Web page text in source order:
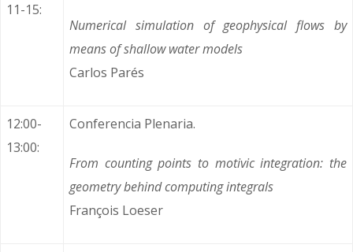
11-15:
Numerical simulation of geophysical flows by
means of shallow water models
Carlos Parés
12:00-
13:00:
Conferencia Plenaria.
From counting points to motivic integration: the
geometry behind computing integrals
François Loeser